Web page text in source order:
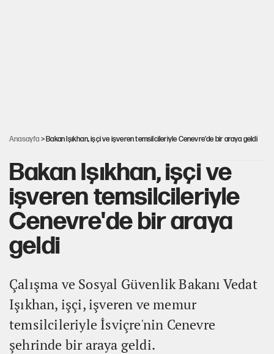
Anasayfa > Bakan Işıkhan, işçi ve işveren temsilcileriyle Cenevre'de bir araya geldi
Bakan Işıkhan, işçi ve
işveren temsilcileriyle
Cenevre'de bir araya
geldi
Çalışma ve Sosyal Güvenlik Bakanı Vedat
Işıkhan, işçi, işveren ve memur
temsilcileriyle İsviçre'nin Cenevre
şehrinde bir araya geldi.